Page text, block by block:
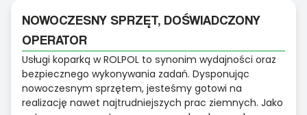
NOWOCZESNY SPRZĘT, DOŚWIADCZONY
OPERATOR
Usługi koparką w ROLPOL to synonim wydajności oraz
bezpiecznego wykonywania zadań. Dysponując
nowoczesnym sprzętem, jesteśmy gotowi na
realizację nawet najtrudniejszych prac ziemnych. Jako